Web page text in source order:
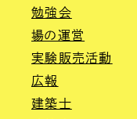
勉強会
場の運営
実験販売活動
広報
建築士